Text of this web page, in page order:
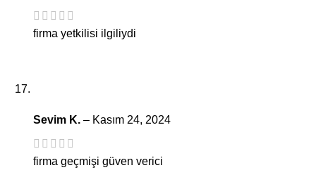
firma yetkilisi ilgiliydi
Sevim K. – Kasım 24, 2024
firma geçmişi güven verici